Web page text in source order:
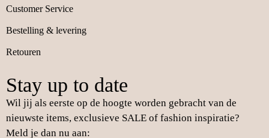
Customer Service
Bestelling & levering
Retouren
Stay up to date
Wil jij als eerste op de hoogte worden gebracht van de
nieuwste items, exclusieve SALE of fashion inspiratie?
Meld je dan nu aan: